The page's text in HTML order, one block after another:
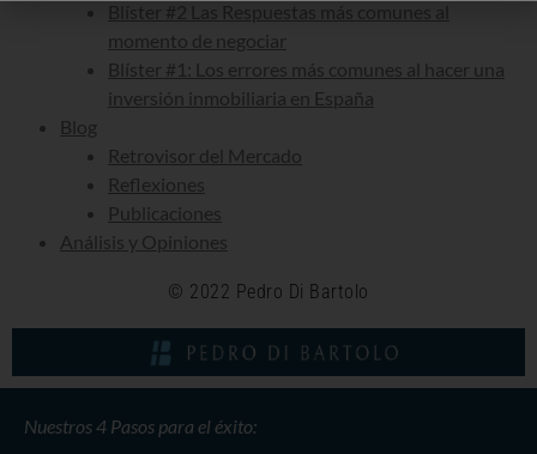
Blíster #2 Las Respuestas más comunes al
momento de negociar
Blíster #1: Los errores más comunes al hacer una
inversión inmobiliaria en España
Blog
Retrovisor del Mercado
Reflexiones
Publicaciones
Análisis y Opiniones
© 2022 Pedro Di Bartolo
Nuestros 4 Pasos para el éxito: